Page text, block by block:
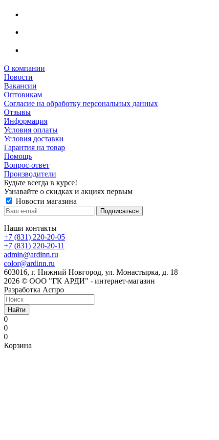
О компании
Новости
Вакансии
Оптовикам
Cогласие на обработку персональных данных
Отзывы
Информация
Условия оплаты
Условия доставки
Гарантия на товар
Помощь
Вопрос-ответ
Производители
Будьте всегда в курсе!
Узнавайте о скидках и акциях первым
Новости магазина
Наши контакты
+7 (831) 220-20-05
+7 (831) 220-20-11
admin@ardinn.ru
color@ardinn.ru
603016, г. Нижний Новгород, ул. Монастырка, д. 18
2026 © ООО "ГК АРДИ" - интернет-магазин
Разработка Аспро
Найти
0
0
0
Корзина